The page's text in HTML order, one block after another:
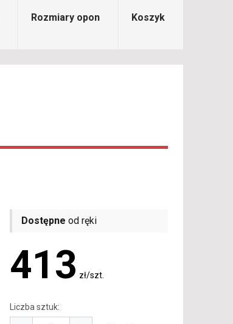
Rozmiary opon Koszyk
Dostępne od ręki
413 zł/szt.
Liczba sztuk: